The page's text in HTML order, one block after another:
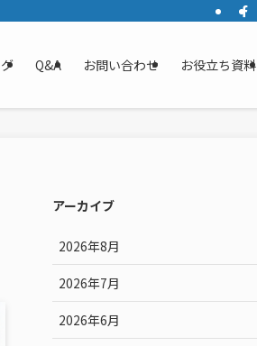
Q&A お問い合わせ お役立ち資料
アーカイブ
2026年8月
2026年7月
2026年6月